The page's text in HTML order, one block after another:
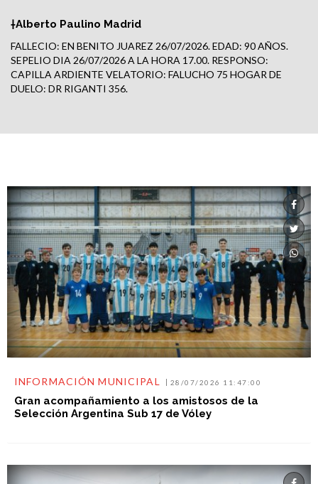
†Alberto Paulino Madrid
FALLECIO: EN BENITO JUAREZ 26/07/2026. EDAD: 90 AÑOS.
SEPELIO DIA 26/07/2026 A LA HORA 17.00. RESPONSO:
CAPILLA ARDIENTE VELATORIO: FALUCHO 75 HOGAR DE
DUELO: DR RIGANTI 356.
INFORMACIÓN MUNICIPAL 28/07/2026 11:47:00
Gran acompañamiento a los amistosos de la
Selección Argentina Sub 17 de Vóley